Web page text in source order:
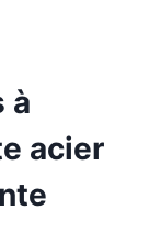
à
acier